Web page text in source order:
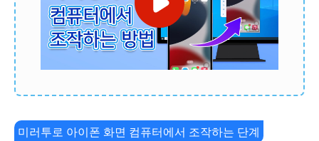
미러투로 아이폰 화면 컴퓨터에서 조작하는 단계